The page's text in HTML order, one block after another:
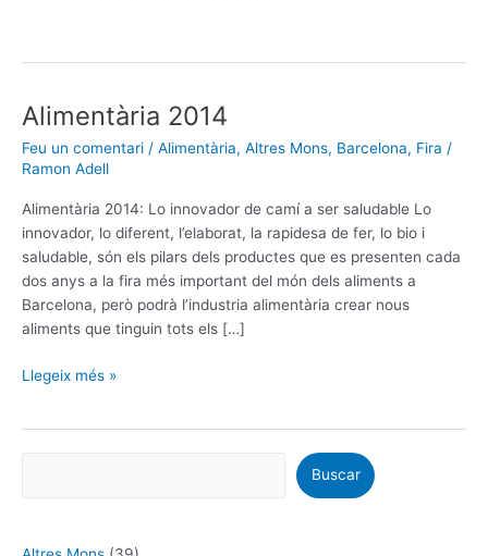
Alimentària 2014
Feu un comentari / Alimentària, Altres Mons, Barcelona, Fira /
Ramon Adell
Alimentària 2014: Lo innovador de camí a ser saludable Lo
innovador, lo diferent, l’elaborat, la rapidesa de fer, lo bio i
saludable, són els pilars dels productes que es presenten cada
dos anys a la fira més important del món dels aliments a
Barcelona, però podrà l’industria alimentària crear nous
aliments que tinguin tots els […]
Alimentària
Llegeix més »
Buscar